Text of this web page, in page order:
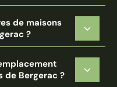
de maisons
?
de Bergerac ?